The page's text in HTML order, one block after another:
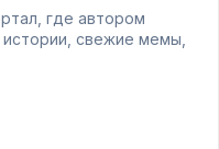
где автором
свежие мемы,